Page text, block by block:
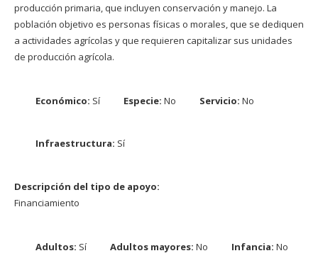
producción primaria, que incluyen conservación y manejo. La
población objetivo es personas físicas o morales, que se dediquen
a actividades agrícolas y que requieren capitalizar sus unidades
de producción agrícola.
Económico: Sí Especie: No Servicio: No
Infraestructura: Sí
Descripción del tipo de apoyo:
Financiamiento
Adultos: Sí Adultos mayores: No Infancia: No